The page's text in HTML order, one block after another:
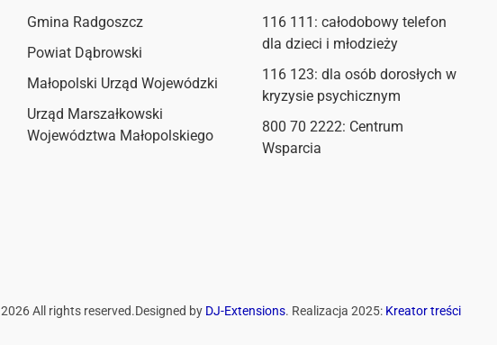
Gmina Radgoszcz
Powiat Dąbrowski
Małopolski Urząd Wojewódzki
Urząd Marszałkowski
Województwa Małopolskiego
116 111 : całodobowy telefon
dla dzieci i młodzieży
116 123: dla osób dorosłych w
kryzysie psychicznym
800 70 2222: Centrum
Wsparcia
2026All rights reserved.Designed by DJ-Extensions. Realizacja 2025: Kreator treści